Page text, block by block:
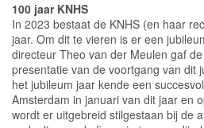
100 jaar KNHS
In 2023 bestaat de KNHS (en haar
jaar. Om dit te vieren is er een
directeur Theo van der Meulen gaf
presentatie van de voortgang van dit
het jubileum jaar kende een
Amsterdam in januari van dit jaar en
wordt er uitgebreid stilgestaan bij de